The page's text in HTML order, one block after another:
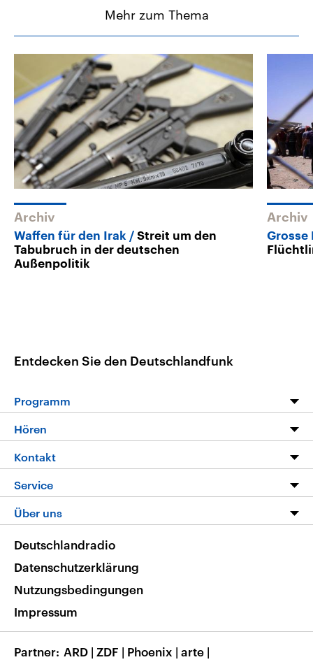
Mehr zum Thema
Archiv
Waffen für den Irak
Streit um den
Tabubruch in der deutschen
Außenpolitik
Archiv
Grosse
Entdecken Sie den Deutschlandfunk
Programm
Programm
Die Nachrichten
Nachrichtenleicht
Neue Beiträge auf dlf.de
Hören
Livestream
Podcasts
Deutschlandfunk App
Nachrichten App
Frequenzen
Kontakt
Hörerservice
Service
FAQ
Veranstaltungen
Musikliste
RSS
Über uns
Barrierefreiheit
Deutschlandradio
Datenschutzerklärung
Nutzungsbedingungen
Impressum
Partner ARD | ZDF | Phoenix | arte |